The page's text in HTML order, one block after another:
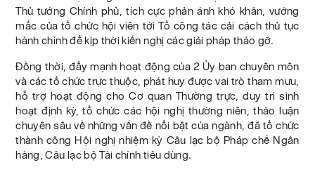
Thủ tướng Chính phủ, tích cực phản ánh khó khăn, vướng
mắc của tổ chức hội viên tới Tổ công tác cải cách thủ tục
hành chính để kịp thời kiến nghị các giải pháp tháo gỡ.
Đồng thời, đẩy mạnh hoạt động của 2 Ủy ban chuyên môn
và các tổ chức trực thuộc, phát huy được vai trò tham mưu,
hỗ trợ hoạt động cho Cơ quan Thường trực, duy trì sinh
hoạt định kỳ, tổ chức các hội nghị thường niên, thảo luận
chuyên sâu về những vấn đề nổi bật của ngành, đã tổ chức
thành công Hội nghị nhiệm kỳ Câu lạc bộ Pháp chế Ngân
hàng, Câu lạc bộ Tài chính tiêu dùng.